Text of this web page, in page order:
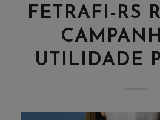
FETRAFI-RS
UTILIDADE